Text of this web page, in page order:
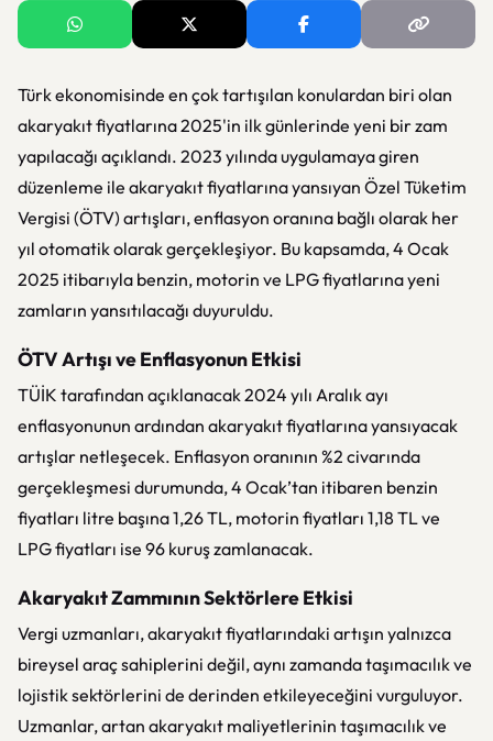
Türk ekonomisinde en çok tartışılan konulardan biri olan
akaryakıt fiyatlarına 2025'in ilk günlerinde yeni bir zam
yapılacağı açıklandı. 2023 yılında uygulamaya giren
düzenleme ile akaryakıt fiyatlarına yansıyan Özel Tüketim
Vergisi (ÖTV) artışları, enflasyon oranına bağlı olarak her
yıl otomatik olarak gerçekleşiyor. Bu kapsamda, 4 Ocak
2025 itibarıyla benzin, motorin ve LPG fiyatlarına yeni
zamların yansıtılacağı duyuruldu.
ÖTV Artışı ve Enflasyonun Etkisi
TÜİK tarafından açıklanacak 2024 yılı Aralık ayı
enflasyonunun ardından akaryakıt fiyatlarına yansıyacak
artışlar netleşecek. Enflasyon oranının %2 civarında
gerçekleşmesi durumunda, 4 Ocak’tan itibaren benzin
fiyatları litre başına 1,26 TL, motorin fiyatları 1,18 TL ve
LPG fiyatları ise 96 kuruş zamlanacak.
Akaryakıt Zammının Sektörlere Etkisi
Vergi uzmanları, akaryakıt fiyatlarındaki artışın yalnızca
bireysel araç sahiplerini değil, aynı zamanda taşımacılık ve
lojistik sektörlerini de derinden etkileyeceğini vurguluyor.
Uzmanlar, artan akaryakıt maliyetlerinin taşımacılık ve